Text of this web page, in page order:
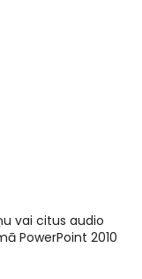
vai citus audio
PowerPoint 2010